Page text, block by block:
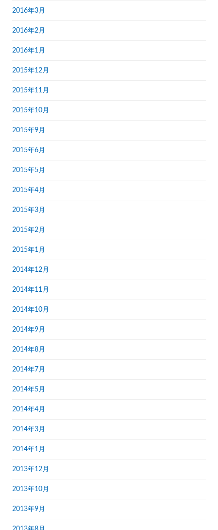
2016年3月
2016年2月
2016年1月
2015年12月
2015年11月
2015年10月
2015年9月
2015年6月
2015年5月
2015年4月
2015年3月
2015年2月
2015年1月
2014年12月
2014年11月
2014年10月
2014年9月
2014年8月
2014年7月
2014年5月
2014年4月
2014年3月
2014年1月
2013年12月
2013年10月
2013年9月